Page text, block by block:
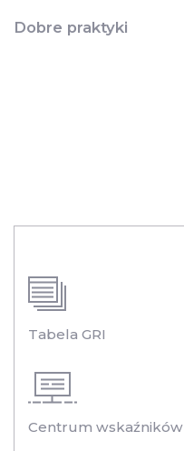
Dobre praktyki
Tabela GRI
Centrum wskaźników